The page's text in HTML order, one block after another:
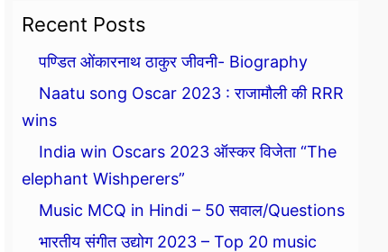
Recent Posts
पण्डित ओंकारनाथ ठाकुर जीवनी- Biography
Naatu song Oscar 2023 : राजामौली की RRR
wins
India win Oscars 2023 ऑस्कर विजेता “The
elephant Wishperers”
Music MCQ in Hindi – 50 सवाल/Questions
भारतीय संगीत उद्योग 2023 – Top 20 music